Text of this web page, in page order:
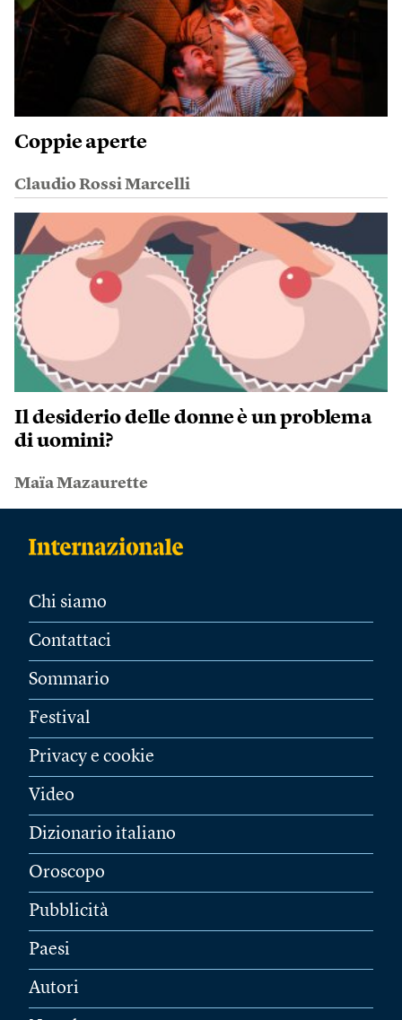
Coppie aperte
Claudio Rossi Marcelli
Il desiderio delle donne è un problema
di uomini?
Maïa Mazaurette
Chi siamo
Contattaci
Sommario
Festival
Privacy e cookie
Video
Dizionario italiano
Oroscopo
Pubblicità
Paesi
Autori